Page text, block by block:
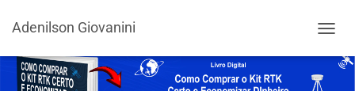
Adenilson Giovanini